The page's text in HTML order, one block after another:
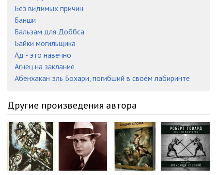
Без видимых причин
Банши
Бальзам для Доббса
Байки могильщика
Ад - это навечно
Агнец на заклание
Абенхакан эль Бохари, погибший в своём лабиринте
Другие произведения автора